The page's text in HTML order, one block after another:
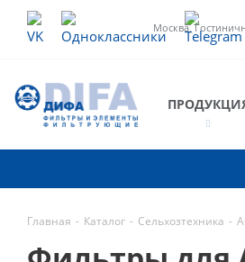
Москва,
Главная - Каталог - Сельхозтехника -